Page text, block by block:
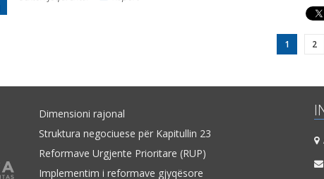
1 2
Dimensioni rajonal
Struktura negociuese për Kapitullin 23
Reformave Urgjente Prioritare (RUP)
Implementim i reformave gjyqësore